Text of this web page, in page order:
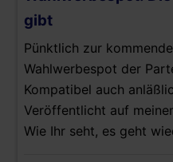
gibt
Pünktlich zur
Wahlwerbespot der
Kompatibel auch
Veröffentlicht auf
Wie Ihr seht, es geht